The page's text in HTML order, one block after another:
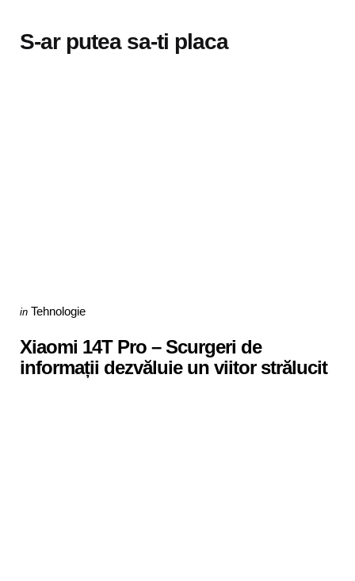
S-ar putea sa-ti placa
Categories
Posted
in Tehnologie
Xiaomi 14T Pro – Scurgeri de
informații dezvăluie un viitor strălucit